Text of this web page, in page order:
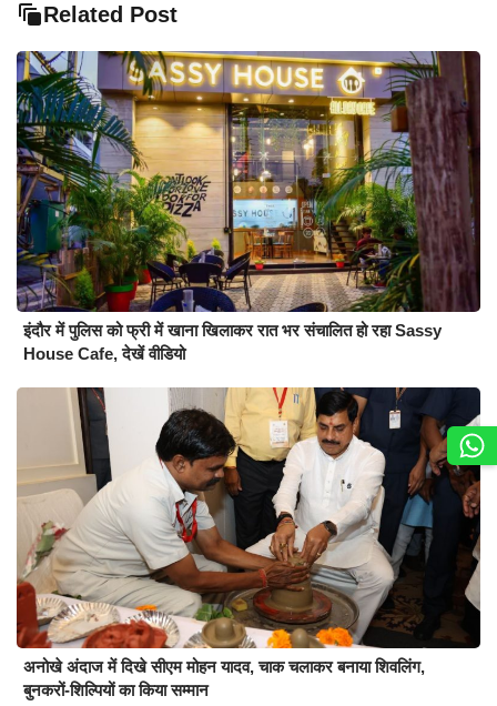
Related Post
इंदौर में पुलिस को फ्री में खाना खिलाकर रात भर संचालित हो रहा Sassy
House Cafe, देखें वीडियो
अनोखे अंदाज में दिखे सीएम मोहन यादव, चाक चलाकर बनाया शिवलिंग,
बुनकरों-शिल्पियों का किया सम्मान